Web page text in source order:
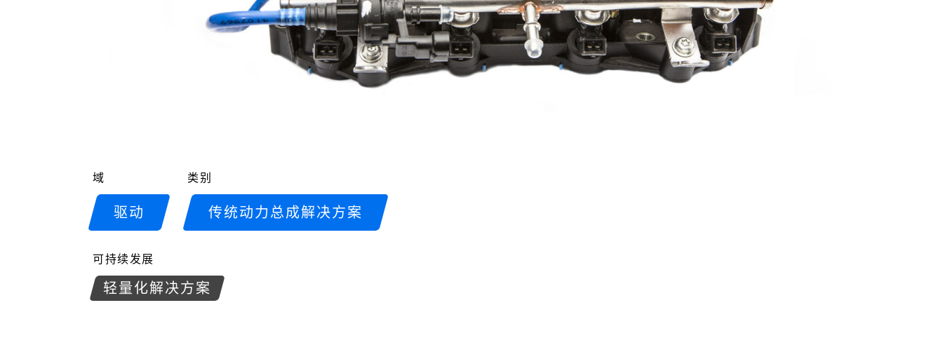
域
驱动
类别
传统动力总成解决方案
可持续发展
轻量化解决方案